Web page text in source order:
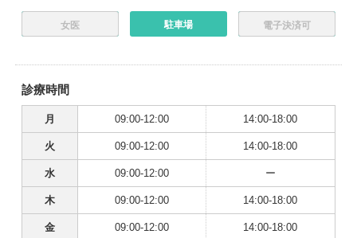
女医 駐車場 電子決済可
診療時間
月 09:00-12:00 14:00-18:00
火 09:00-12:00 14:00-18:00
水 09:00-12:00 ー
木 09:00-12:00 14:00-18:00
金 09:00-12:00 14:00-18:00